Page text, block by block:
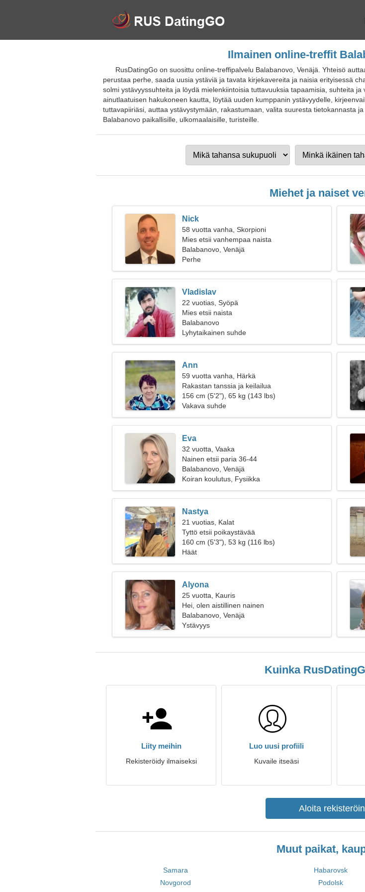
Ilmainen online-treffit
RusDatingGo on suosittu online-treffipalvelu Balabanovo, Venäjä. Yhteisö
perustaa perhe, saada uusia ystäviä ja tavata kirjekavereita ja naisia erityisessä
solmi ystävyyssuhteita ja löydä mielenkiintoisia tuttavuuksia tapaamisia, suhteita
ainutlaatuisen hakukoneen kautta, löytää uuden kumppanin ystävyydelle,
tuttavapiiriäsi, auttaa ystävystymään, rakastumaan, valita suuresta tietokannasta
Balabanovo paikallisille, ulkomaalaisille, turisteille.
Miehet ja naiset
Nick
58 vuotta vanha, Skorpioni
Mies etsii vanhempaa naista
Balabanovo, Venäjä
Perhe
Vladislav
22 vuotias, Syöpä
Mies etsii naista
Balabanovo
Lyhytaikainen suhde
Ann
59 vuotta vanha, Härkä
Rakastan tanssia ja keilailua
156 cm (5'2"), 65 kg (143 lbs)
Vakava suhde
Eva
32 vuotta, Vaaka
Nainen etsii paria 36-44
Balabanovo, Venäjä
Koiran koulutus, Fysiikka
Nastya
21 vuotias, Kalat
Tyttö etsii poikaystävää
160 cm (5'3"), 53 kg (116 lbs)
Häät
Alyona
25 vuotta, Kauris
Hei, olen aistillinen nainen
Balabanovo, Venäjä
Ystävyys
Kuinka
Liity meihin
Rekisteröidy ilmaiseksi
Luo uusi profiili
Kuvaile itseäsi
Aloita
Muut paikat,
Samara Habarovsk
Novgorod
Podolsk